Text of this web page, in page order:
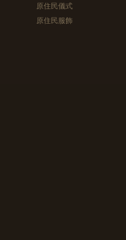
原住民儀式
原住民服飾